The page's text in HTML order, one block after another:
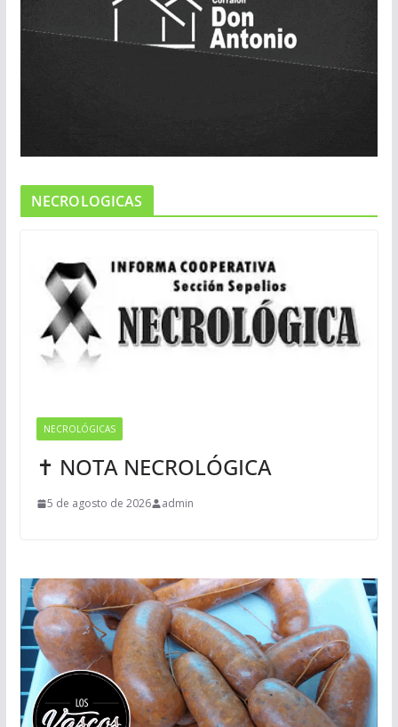
NECROLOGICAS
NECROLÓGICAS
✝ NOTA NECROLÓGICA
5 de agosto de 2026 admin